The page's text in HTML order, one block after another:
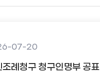
07-20
조례청구 청구인명부 공표